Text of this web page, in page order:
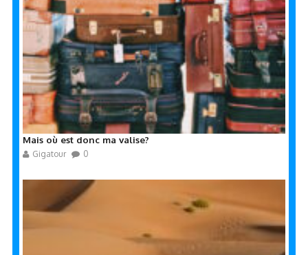
Mais où est donc ma valise?
Gigatour 0